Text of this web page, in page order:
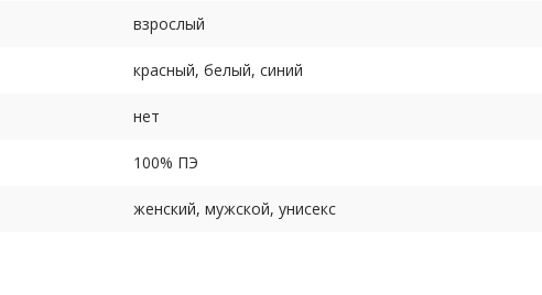
взрослый
красный, белый, синий
нет
100% ПЭ
женский, мужской, унисекс